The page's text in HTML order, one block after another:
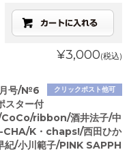
¥3,000(税込)
クリックポスト他可
月号/№6
スター付
/CoCo/ribbon/酒井法子/中
CHA/K・chaps!/西田ひか
紀/小川範子/PINK SAPPH